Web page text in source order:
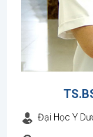
Đại Học Y